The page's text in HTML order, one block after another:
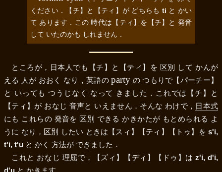
ください．
【チ】 と 【ティ】 が どちらも ti と かい
て あります．この 時代は 【ティ】 を 【チ】
と 発音
して いたのかも しれません．
ところが，日本人でも 【チ】 と 【ティ】
を 区別 して かんが
える 人が おおく なり，英語のparty の つもりで 【パーチー】
と いっても つうじなく なって きました．これでは
【チ】
と
【ティ】 が おなじ 音声と いえません．そんな わけで， 日本式
にも これらの 発音を 区別 できる かきかたが もとめられる よ
うに なり，区別 したい ときは 【スィ】 【ティ】 【トゥ】 をs'i,
t'i, t'u と かく 方法が できました．
これと おなじ 理屈で，
【ズィ】 【ディ】 【ドゥ】 はz'i, d'i,